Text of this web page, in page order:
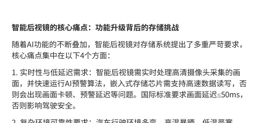
智能后视镜的核心痛点：功能升级背后的存储挑战
随着AI功能的不断叠加，智能后视镜对存储系统提出了多重严苛要求，
核心痛点集中在以下4个方面：
1. 实时性与低延迟需求：智能后视镜需实时处理高清摄像头采集的画
面，并快速运行AI预警算法， 嵌入式存储芯片需支持高速数据读写，否
则会出现画面卡顿、预警延迟等问题。国际标准要求画面延迟≤50ms，
否则影响驾驶安全。